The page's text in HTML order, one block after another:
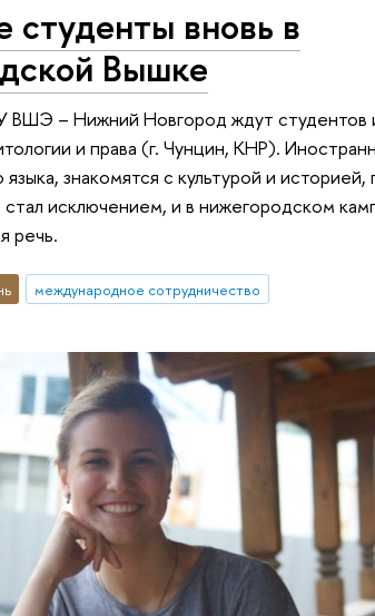
студенты вновь в
Вышке
ВШЭ – Нижний Новгород ждут студентов
и права (г. Чунцин, КНР).
языка, знакомятся с культурой и
стал исключением, и в нижегородском
речь.
международное сотрудничество